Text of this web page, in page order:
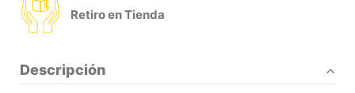
Retiro en Tienda
Descripción